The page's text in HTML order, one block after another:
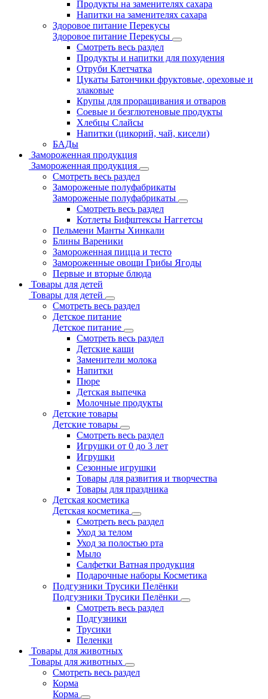
Продукты на заменителях сахара
Напитки на заменителях сахара
Здоровое питание Перекусы
Здоровое питание Перекусы
Смотреть весь раздел
Продукты и напитки для похудения
Отруби Клетчатка
Цукаты Батончики фруктовые, ореховые и
злаковые
Крупы для проращивания и отваров
Соевые и безглютеновые продукты
Хлебцы Слайсы
Напитки (цикорий, чай, кисели)
БАДы
Замороженная продукция
Замороженная продукция
Смотреть весь раздел
Замороженые полуфабрикаты
Замороженые полуфабрикаты
Смотреть весь раздел
Котлеты Бифштексы Наггетсы
Пельмени Манты Хинкали
Блины Вареники
Замороженная пицца и тесто
Замороженные овощи Грибы Ягоды
Первые и вторые блюда
Товары для детей
Товары для детей
Смотреть весь раздел
Детское питание
Детское питание
Смотреть весь раздел
Детские каши
Заменители молока
Напитки
Пюре
Детская выпечка
Молочные продукты
Детские товары
Детские товары
Смотреть весь раздел
Игрушки от 0 до 3 лет
Игрушки
Сезонные игрушки
Товары для развития и творчества
Товары для праздника
Детская косметика
Детская косметика
Смотреть весь раздел
Уход за телом
Уход за полостью рта
Мыло
Салфетки Ватная продукция
Подарочные наборы Косметика
Подгузники Трусики Пелёнки
Подгузники Трусики Пелёнки
Смотреть весь раздел
Подгузники
Трусики
Пеленки
Товары для животных
Товары для животных
Смотреть весь раздел
Корма
Корма